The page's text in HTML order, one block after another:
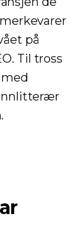
på
Til tross